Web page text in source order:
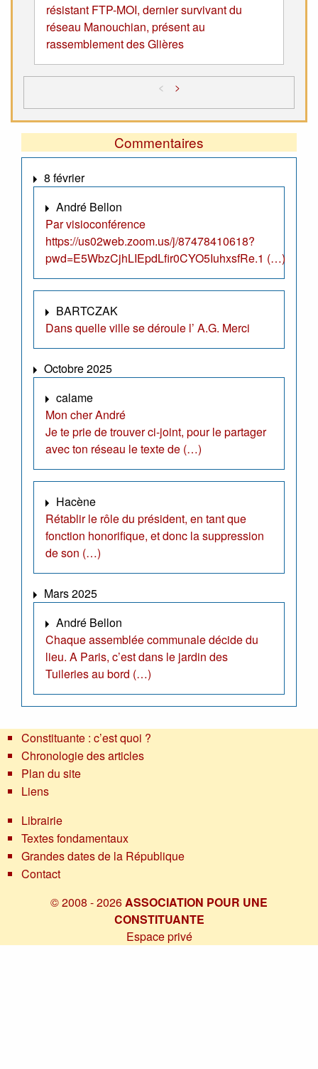
résistant FTP-MOI, dernier survivant du
réseau Manouchian, présent au
rassemblement des Glières
< >
Commentaires
8 février
André Bellon
Par visioconférence
https://us02web.zoom.us/j/87478410618?
pwd=E5WbzCjhLIEpdLfir0CYO5IuhxsfRe.1 (…)
BARTCZAK
Dans quelle ville se déroule l’ A.G. Merci
Octobre 2025
calame
Mon cher André
Je te prie de trouver ci-joint, pour le partager
avec ton réseau le texte de (…)
Hacène
Rétablir le rôle du président, en tant que
fonction honorifique, et donc la suppression
de son (…)
Mars 2025
André Bellon
Chaque assemblée communale décide du
lieu. A Paris, c’est dans le jardin des
Tuileries au bord (…)
Constituante : c’est quoi ?
Chronologie des articles
Plan du site
Liens
Librairie
Textes fondamentaux
Grandes dates de la République
Contact
© 2008 - 2026ASSOCIATION POUR UNE
CONSTITUANTE
Espace privé